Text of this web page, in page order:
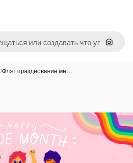
Поиск
/Флэт празднование ме…